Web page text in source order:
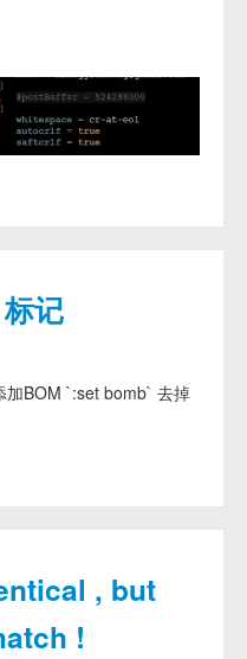
记
BOM `:set bomb` 去掉
, but
!